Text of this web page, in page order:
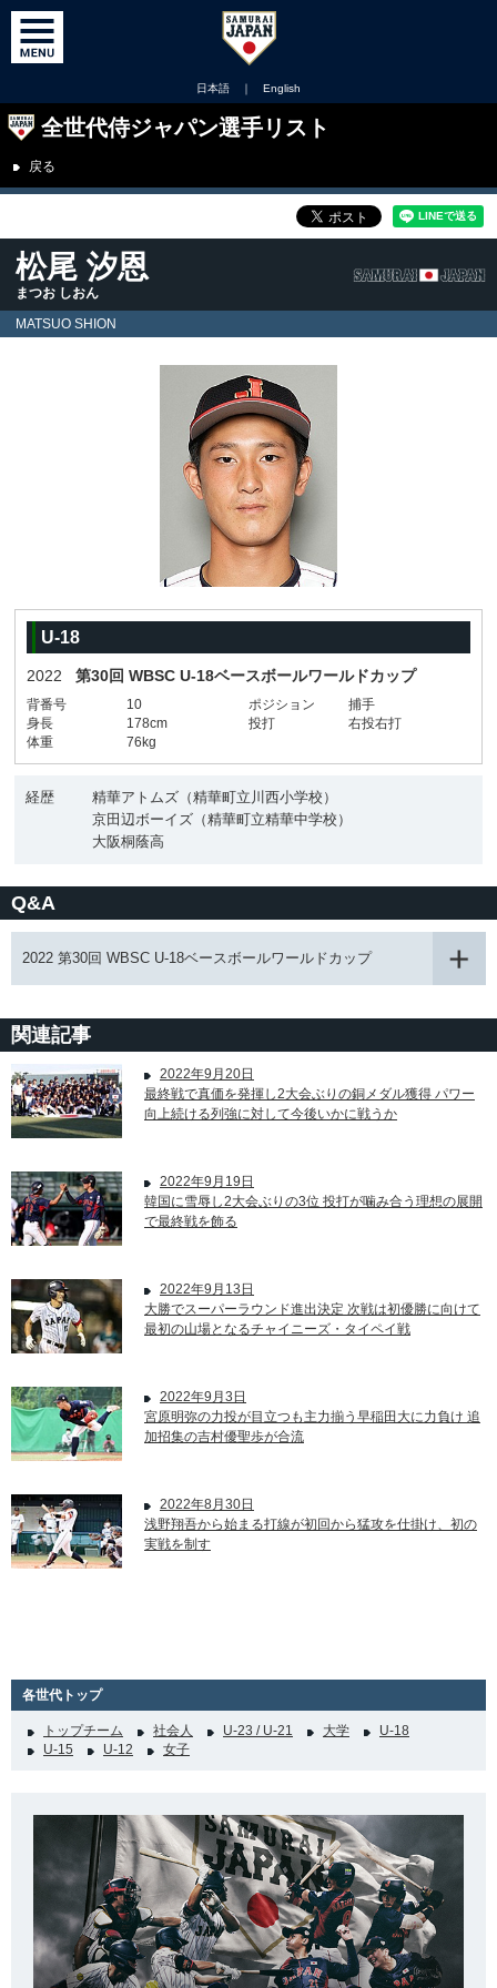
日本語 ｜ English
全世代侍ジャパン選手リスト
戻る
松尾 汐恩
まつお しおん
MATSUO SHION
U-18
2022 第30回 WBSC U-18ベースボールワールドカップ
背番号 10 ポジション
捕手
身長
178cm 投打
右投右打
体重
76kg
経歴
精華アトムズ（精華町立川西小学校）
京田辺ボーイズ（精華町立精華中学校）
大阪桐蔭高
Q&A
2022 第30回 WBSC U-18ベースボールワールドカップ
関連記事
2022年9月20日
最終戦で真価を発揮し2大会ぶりの銅メダル獲得 パワー
向上続ける列強に対して今後いかに戦うか
2022年9月19日
韓国に雪辱し2大会ぶりの3位 投打が噛み合う理想の展開
で最終戦を飾る
2022年9月13日
大勝でスーパーラウンド進出決定 次戦は初優勝に向けて
最初の山場となるチャイニーズ・タイペイ戦
2022年9月3日
宮原明弥の力投が目立つも主力揃う早稲田大に力負け 追
加招集の吉村優聖歩が合流
2022年8月30日
浅野翔吾から始まる打線が初回から猛攻を仕掛け、初の
実戦を制す
各世代トップ
トップチーム 社会人 U-23 / U-21 大学
U-18
U-15
U-12 女子